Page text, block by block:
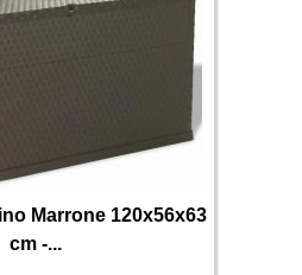
Marrone 120x56x63
cm -...